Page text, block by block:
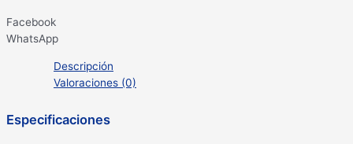
Facebook
WhatsApp
Descripción
Valoraciones (0)
Especificaciones